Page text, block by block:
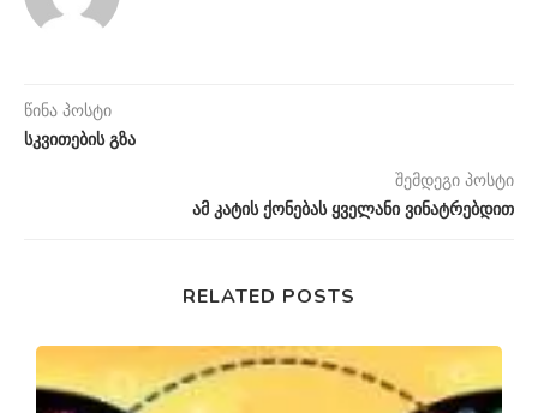
წინა პოსტი
სკვითების გზა
შემდეგი პოსტი
ამ კატის ქონებას ყველანი ვინატრებდით
RELATED POSTS